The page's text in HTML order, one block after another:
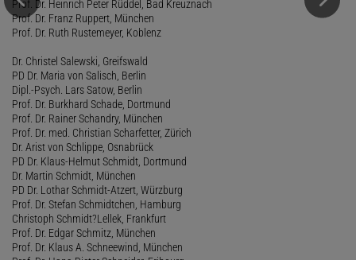
Prof. Dr. Heinrich Peter Rüddel, Bad Kreuznach
Prof. Dr. Franz Ruppert, München
Prof. Dr. Ruth Rustemeyer, Koblenz
Dr. Christel Salewski, Greifswald
PD Dr. Maria von Salisch, Berlin
Dipl.-Psych. Lars Satow, Berlin
Prof. Dr. Burkhard Schade, Dortmund
Prof. Dr. Rainer Schandry, München
Prof. Dr. med. Christian Scharfetter, Zürich
Dr. Arist von Schlippe, Osnabrück
PD Dr. Klaus-Helmut Schmidt, Dortmund
Dr. Martin Schmidt, München
PD Dr. Lothar Schmidt-Atzert, Würzburg
Prof. Dr. Stefan Schmidtchen, Hamburg
Christoph Schmidt?Lellek, Frankfurt
Prof. Dr. Edgar Schmitz, München
Prof. Dr. Klaus A. Schneewind, München